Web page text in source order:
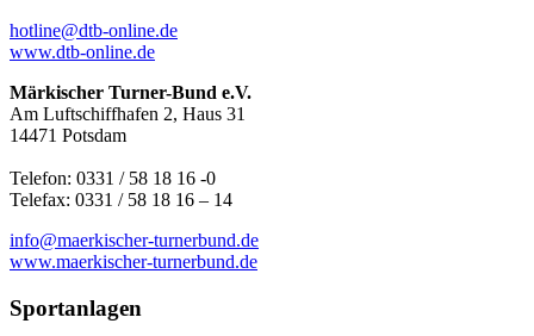
hotline@dtb-online.de
www.dtb-online.de
Märkischer Turner-Bund e.V.
Am Luftschiffhafen 2, Haus 31
14471 Potsdam
Telefon: 0331 / 58 18 16 -0
Telefax: 0331 / 58 18 16 – 14
info@maerkischer-turnerbund.de
www.maerkischer-turnerbund.de
Sportanlagen